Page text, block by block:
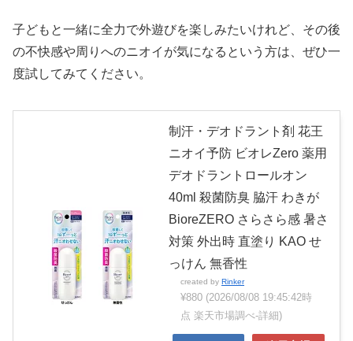
子どもと一緒に全力で外遊びを楽しみたいけれど、その後
の不快感や周りへのニオイが気になるという方は、ぜひ一
度試してみてください。
制汗・デオドラント剤 花王
ニオイ予防 ビオレZero 薬用
デオドラントロールオン
40ml 殺菌防臭 脇汗 わきが
BioreZERO さらさら感 暑さ
対策 外出時 直塗り KAO せ
っけん 無香性
created by Rinker
¥880 (2026/08/08 19:45:42時
点 楽天市場調べ-詳細)